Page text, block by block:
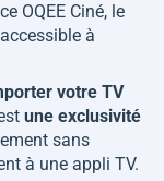
OQEE Ciné, le
à
votre TV
une exclusivité
sans
à une appli TV.